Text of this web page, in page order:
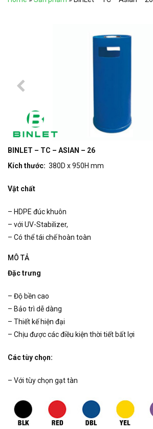
BINLET – TC – ASIAN – 26
Kích thước: 380D x 950H mm
Vật chất
– HDPE đúc khuôn
– với UV-Stabilizer,
– Có thể tái chế hoàn toàn
MÔ TẢ
Đặc trưng
– Độ bền cao
– Bảo trì dễ dàng
– Thiết kế hiện đại
– Chịu được các điều kiện thời tiết bất lợi
Các tùy chọn:
– Với tùy chọn gạt tàn